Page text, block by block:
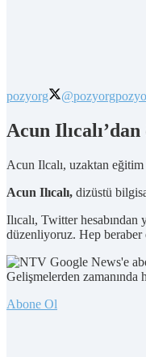
pozyorg @pozyorg
Acun
Acun Ilcalı, uzaktan eğitim
Acun Ilıcalı, dizüstü
Ilıcalı, Twitter
düzenliyoruz. Hep beraber
Gelişmelerden
Abone Ol